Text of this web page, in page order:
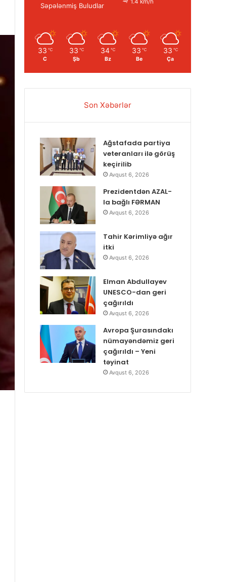
Səpələnmiş Buludlar
1.4 km/h
33 ℃
C
33 ℃
Şb
34 ℃
Bz
33 ℃
Be
33 ℃
Ça
Son Xəbərlər
Ağstafada partiya
veteranları ilə görüş
keçirilib
Avqust 6, 2026
Prezidentdən AZAL-
la bağlı FƏRMAN
Avqust 6, 2026
Tahir Kərimliyə ağır
itki
Avqust 6, 2026
Elman Abdullayev
UNESCO-dan geri
çağırıldı
Avqust 6, 2026
Avropa Şurasındakı
nümayəndəmiz geri
çağırıldı – Yeni
təyinat
Avqust 6, 2026